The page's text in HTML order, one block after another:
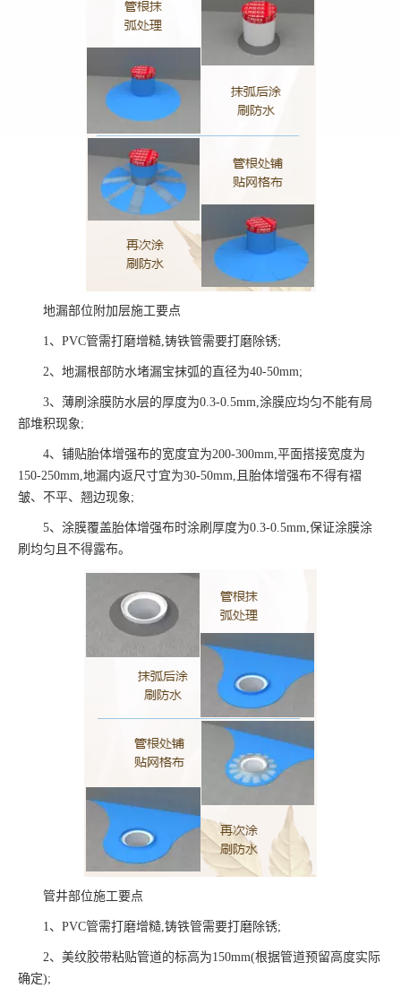
地漏部位附加层施工要点
1、PVC管需打磨增糙,铸铁管需要打磨除锈;
2、地漏根部防水堵漏宝抹弧的直径为40-50mm;
3、薄刷涂膜防水层的厚度为0.3-0.5mm,涂膜应均匀不能有局
部堆积现象;
4、铺贴胎体增强布的宽度宜为200-300mm,平面搭接宽度为
150-250mm,地漏内返尺寸宜为30-50mm,且胎体增强布不得有褶
皱、不平、翘边现象;
5、涂膜覆盖胎体增强布时涂刷厚度为0.3-0.5mm,保证涂膜涂
刷均匀且不得露布。
管井部位施工要点
1、PVC管需打磨增糙,铸铁管需要打磨除锈;
2、美纹胶带粘贴管道的标高为150mm(根据管道预留高度实际
确定);